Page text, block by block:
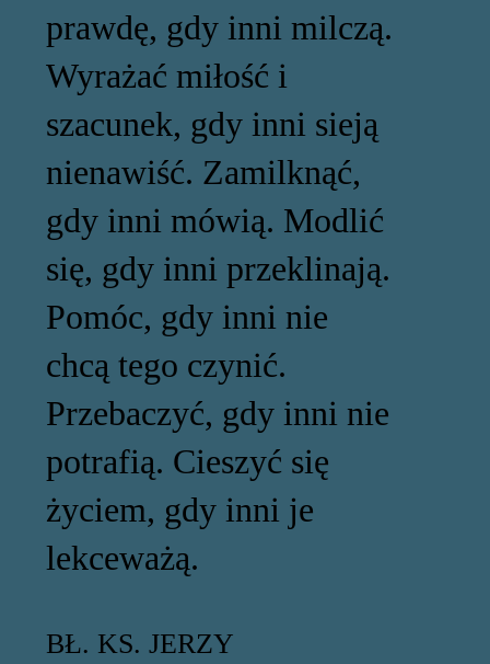
prawdę, gdy inni milczą.
Wyrażać miłość i
szacunek, gdy inni sieją
nienawiść. Zamilknąć,
gdy inni mówią. Modlić
się, gdy inni przeklinają.
Pomóc, gdy inni nie
chcą tego czynić.
Przebaczyć, gdy inni nie
potrafią. Cieszyć się
życiem, gdy inni je
lekceważą.
BŁ. KS. JERZY